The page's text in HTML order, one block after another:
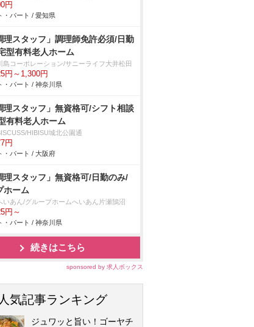
円
・パート / 愛知県
理スタッフ」調理師免許必須/日勤
型有料老人ホーム
島コーポレーション/サニーライフ大井松田
円～1,300円
・パート / 神奈川県
理スタッフ」無資格可/シフト相談
有料老人ホーム
HIBISU城北公園通
円
・パート / 大阪府
理スタッフ」無資格可/日勤のみ/
ホーム
いあん/グループホームへいあん片瀬鵠沼
円～
・パート / 神奈川県
続きはこちら
sponsored by 求人ボックス
人気記事ランキング
ジュワッと旨い！ゴーヤチ